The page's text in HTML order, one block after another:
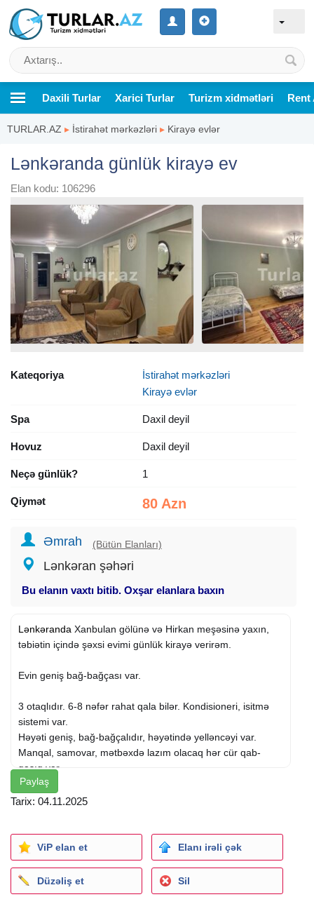
Daxili Turlar Xarici Turlar Turizm xidmətləri Rent
TURLAR.AZ ▸ İstirahət mərkəzləri ▸ Kirayə evlər
Lənkəranda günlük kirayə ev
Elan kodu: 106296
Kateqoriya
İstirahət mərkəzləri
Kirayə evlər
Spa Daxil deyil
Hovuz Daxil deyil
Neçə günlük? 1
Qiymət 80 Azn
Əmrah (Bütün Elanları)
Lənkəran şəhəri
Bu elanın vaxtı bitib. Oxşar elanlara baxın
Lənkəranda Xanbulan gölünə və Hirkan meşəsinə yaxın,
təbiətin içində şəxsi evimi günlük kirayə verirəm.
Evin geniş bağ-bağçası var.
3 otaqlıdır. 6-8 nəfər rahat qala bilər. Kondisioneri, isitmə
sistemi var.
Həyəti geniş, bağ-bağçalıdır, həyətində yelləncəyi var.
Manqal, samovar, mətbəxdə lazım olacaq hər cür qab-
qaşıq var.
Ev asvalt yolun üstündədir. Evin yanında market, aptek,
qəssab, yanacaqdoldurma var.
Rezervasiya üçün zəng edin
Paylaş
Tarix: 04.11.2025
ViP elan et Elanı irəli çək
Düzəliş et Sil